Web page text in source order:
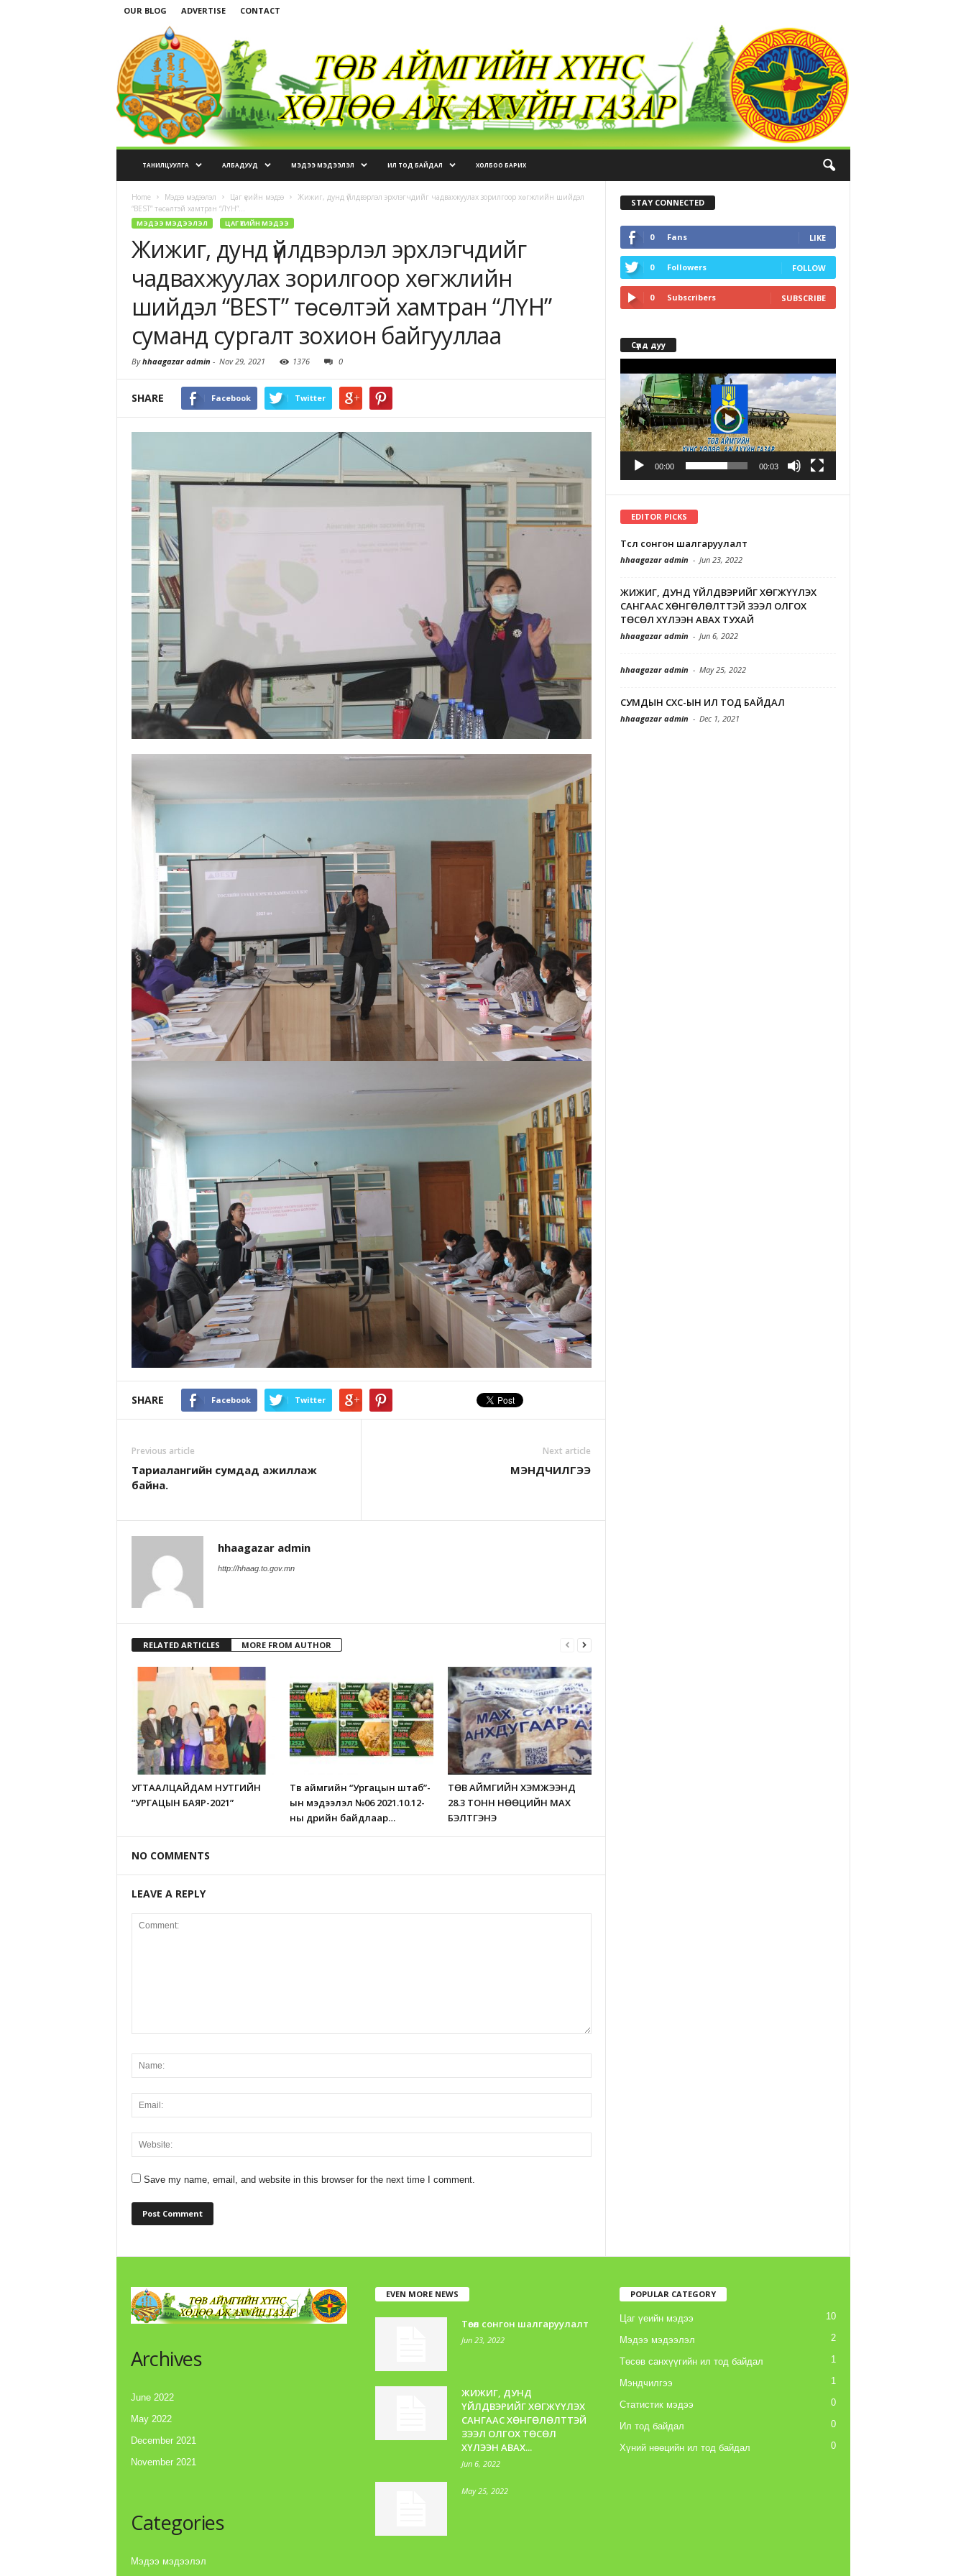
OUR BLOG ADVERTISE CONTACT
ТАНИЛЦУУЛГА АЛБАДУУД МЭДЭЭ МЭДЭЭЛЭЛ ИЛ ТОД БАЙДАЛ ХОЛБОО БАРИХ
Home Мэдээ мэдээлэл Цаг үеийн мэдээ
Жижиг, дунд үйлдвэрлэл эрхлэгчдийг чадвахжуулах зорилгоор хөгжлийн шийдэл
“BEST” төсөлтэй хамтран “ЛҮН”...
МЭДЭЭ МЭДЭЭЛЭЛ ЦАГ ҮЕИЙН МЭДЭЭ
Жижиг, дунд үйлдвэрлэл эрхлэгчдийг
чадвахжуулах зорилгоор хөгжлийн
шийдэл “BEST” төсөлтэй хамтран “ЛҮН”
суманд сургалт зохион байгууллаа
Byhhaagazar admin - Nov 29, 2021 1376 0
SHARE Facebook Twitter
SHARE Facebook Twitter
Previous article
Тариалангийн сумдад ажиллаж
байна.
Next article
МЭНДЧИЛГЭЭ
hhaagazar admin
http://hhaag.to.gov.mn
RELATED ARTICLES MORE FROM AUTHOR
УГТААЛЦАЙДАМ НУТГИЙН
“УРГАЦЫН БАЯР-2021”
Төв аймгийн “Ургацын штаб”-
ын мэдээлэл №06 2021.10.12-
ны өдрийн байдлаар…
ТӨВ АЙМГИЙН ХЭМЖЭЭНД
28.3 ТОНН НӨӨЦИЙН МАХ
БЭЛТГЭНЭ
NO COMMENTS
LEAVE A REPLY
Save my name, email, and website in this browser for the next time I comment.
STAY CONNECTED
0 Fans LIKE
0 Followers FOLLOW
0 Subscribers SUBSCRIBE
Сүлд дуу
Player
00:00 00:03
EDITOR PICKS
Төсөл сонгон шалгаруулалт
hhaagazar admin - Jun 23, 2022
ЖИЖИГ, ДУНД ҮЙЛДВЭРИЙГ ХӨГЖҮҮЛЭХ
САНГААС ХӨНГӨЛӨЛТТЭЙ ЗЭЭЛ ОЛГОХ
ТӨСӨЛ ХҮЛЭЭН АВАХ ТУХАЙ
hhaagazar admin - Jun 6, 2022
hhaagazar admin - May 25, 2022
СУМДЫН СХС-ЫН ИЛ ТОД БАЙДАЛ
hhaagazar admin - Dec 1, 2021
Archives
June 2022
May 2022
December 2021
November 2021
Categories
Мэдээ мэдээлэл
EVEN MORE NEWS
Төсөл сонгон шалгаруулалт
Jun 23, 2022
ЖИЖИГ, ДУНД
ҮЙЛДВЭРИЙГ ХӨГЖҮҮЛЭХ
САНГААС ХӨНГӨЛӨЛТТЭЙ
ЗЭЭЛ ОЛГОХ ТӨСӨЛ
ХҮЛЭЭН АВАХ...
Jun 6, 2022
May 25, 2022
POPULAR CATEGORY
Цаг үеийн мэдээ 10
Мэдээ мэдээлэл 2
Төсөв санхүүгийн ил тод байдал 1
Мэндчилгээ 1
Статистик мэдээ 0
Ил тод байдал 0
Хүний нөөцийн ил тод байдал 0